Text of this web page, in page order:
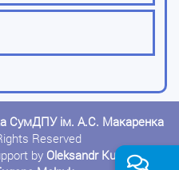
СумДПУ ім. А.С. Макаренка
Reserved
by Oleksandr Kushnerov